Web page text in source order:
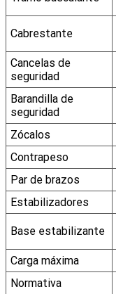
Cabrestante
Cancelas de
seguridad
Barandilla de
seguridad
Zócalos
Contrapeso
Par de brazos
Estabilizadores
Base estabilizante
Carga máxima
Normativa